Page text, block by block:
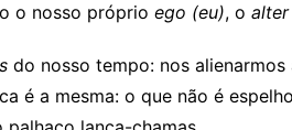
o nosso próprio ego (eu), o
do nosso tempo: nos
é a mesma: o que não é